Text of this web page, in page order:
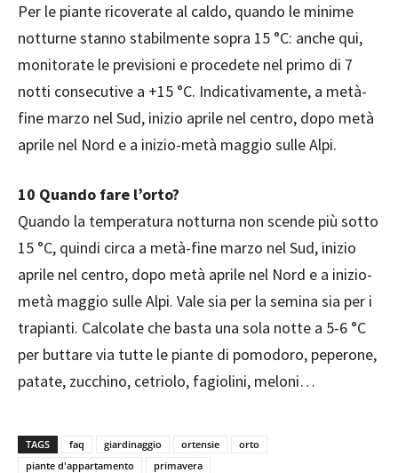
Per le piante ricoverate al caldo, quando le minime
notturne stanno stabilmente sopra 15 °C: anche qui,
monitorate le previsioni e procedete nel primo di 7
notti consecutive a +15 °C. Indicativamente, a metà-
fine marzo nel Sud, inizio aprile nel centro, dopo metà
aprile nel Nord e a inizio-metà maggio sulle Alpi.
10 Quando fare l’orto?
Quando la temperatura notturna non scende più sotto
15 °C, quindi circa a metà-fine marzo nel Sud, inizio
aprile nel centro, dopo metà aprile nel Nord e a inizio-
metà maggio sulle Alpi. Vale sia per la semina sia per i
trapianti. Calcolate che basta una sola notte a 5-6 °C
per buttare via tutte le piante di pomodoro, peperone,
patate, zucchino, cetriolo, fagiolini, meloni…
TAGS faq giardinaggio ortensie
orto
piante d'appartamento
primavera